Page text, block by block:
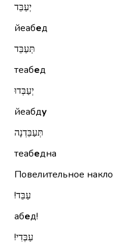
יְעַבֵּד
йеабед
תְּעַבֵּד
теабед
יְעַבְּדוּ
йеабду
תְּעַבֵּדְנָה
теабедна
Повелительное
עַבֵּד!‏
абед!
עַבְּדִי!‏